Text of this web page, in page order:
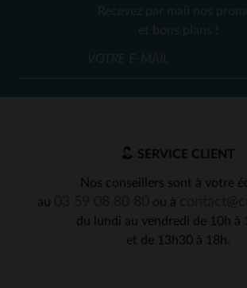
Recevez par mail nos
et bons plans !
SERVICE CLIENT
Nos conseillers sont à votre
au
ou à
du lundi au vendredi de 10h à
et de 13h30 à 18h.